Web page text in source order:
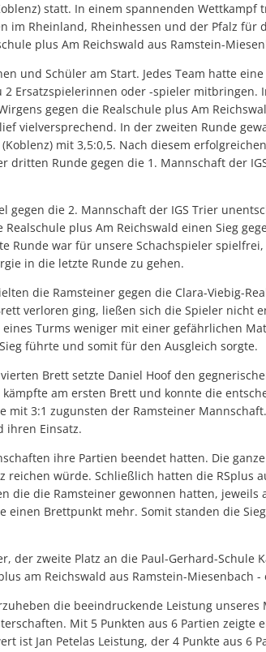
statt. In einem spannenden Wettkampf
im Rheinland, Rheinhessen und der Pfalz für
plus Am Reichswald aus Ramstein-
und Schüler am Start. Jedes Team hatte
Ersatzspielerinnen oder -spieler mitbringen.
gegen die Realschule plus Am
vielversprechend. In der zweiten Runde
mit 3,5:0,5. Nach diesem
dritten Runde gegen die 1. Mannschaft der
gegen die 2. Mannschaft der IGS Trier
plus Am Reichswald einen Sieg
Runde war für unsere Schachspieler
in die letzte Runde zu gehen.
die Ramsteiner gegen die Clara-Viebig-
verloren ging, ließen sich die Spieler nicht
eines Turms weniger mit einer gefährlichen
führte und somit für den Ausgleich sorgte.
Brett setzte Daniel Hoof den
am ersten Brett und konnte die
mit 3:1 zugunsten der Ramsteiner
ihren Einsatz.
ihre Partien beendet hatten. Die
reichen würde. Schließlich hatten die RSplus
die die Ramsteiner gewonnen hatten, jeweils
einen Brettpunkt mehr. Somit standen die
der zweite Platz an die Paul-Gerhard-Schule
am Reichswald aus Ramstein-Miesenbach -
die beeindruckende Leistung unseres
Mit 5 Punkten aus 6 Partien zeigte
ist Jan Petelas Leistung, der 4 Punkte aus 6